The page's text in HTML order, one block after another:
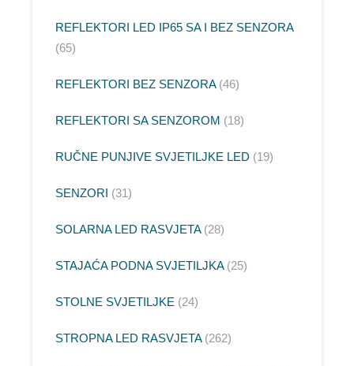
REFLEKTORI LED IP65 SA I BEZ SENZORA
65
REFLEKTORI BEZ SENZORA 46
REFLEKTORI SA SENZOROM 18
RUČNE PUNJIVE SVJETILJKE LED 19
SENZORI 31
SOLARNA LED RASVJETA 28
STAJAĆA PODNA SVJETILJKA 25
STOLNE SVJETILJKE 24
STROPNA LED RASVJETA 262